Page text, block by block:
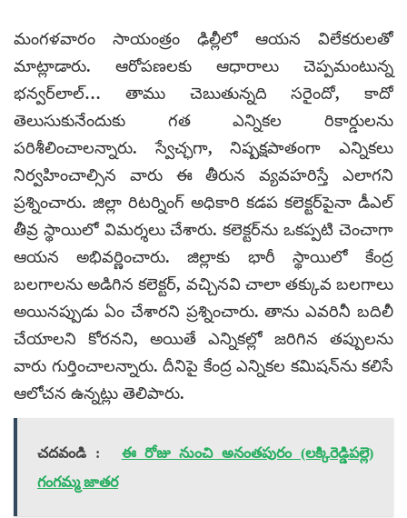
మంగళవారం సాయంత్రం ఢిల్లీలో ఆయన విలేకరులతో
మాట్లాడారు. ఆరోపణలకు ఆధారాలు చెప్పమంటున్న
భన్వర్‌లాల్… తాము చెబుతున్నది సరైందో, కాదో
తెలుసుకునేందుకు గత ఎన్నికల రికార్డులను
పరిశీలించాలన్నారు. స్వేచ్ఛగా, నిష్పక్షపాతంగా ఎన్నికలు
నిర్వహించాల్సిన వారు ఈ తీరున వ్యవహరిస్తే ఎలాగని
ప్రశ్నించారు. జిల్లా రిటర్నింగ్ అధికారి కడప కలెక్టర్‌పైనా డీఎల్
తీవ్ర స్థాయిలో విమర్శలు చేశారు. కలెక్టర్‌ను ఒకప్పటి చెంచాగా
ఆయన అభివర్ణించారు. జిల్లాకు భారీ స్థాయిలో కేంద్ర
బలగాలను అడిగిన కలెక్టర్, వచ్చినవి చాలా తక్కువ బలగాలు
అయినప్పుడు ఏం చేశారని ప్రశ్నించారు. తాను ఎవరినీ బదిలీ
చేయాలని కోరనని, అయితే ఎన్నికల్లో జరిగిన తప్పులను
వారు గుర్తించాలన్నారు. దీనిపై కేంద్ర ఎన్నికల కమిషన్‌ను కలిసే
ఆలోచన ఉన్నట్లు తెలిపారు.
చదవండి :
ఈ రోజు నుంచి అనంతపురం (లక్కిరెడ్డిపల్లె)
గంగమ్మ జాతర